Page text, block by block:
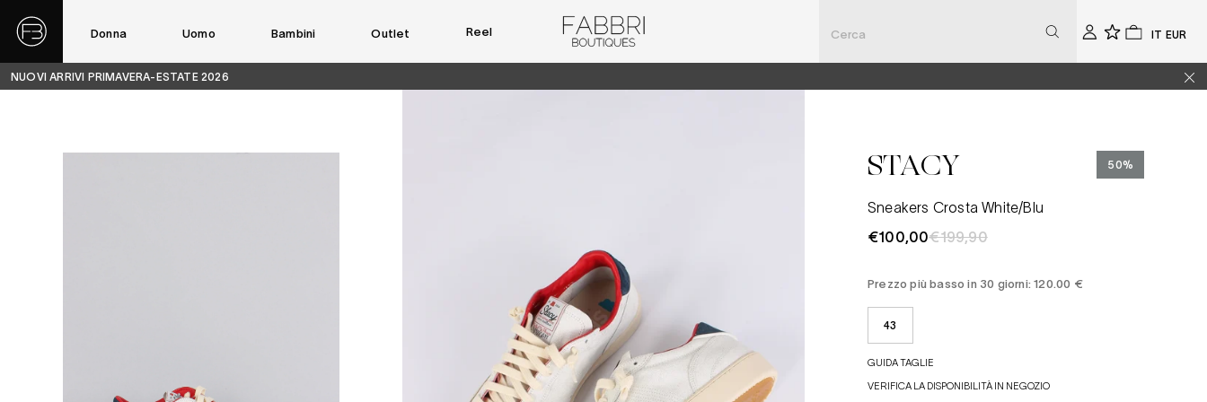
Donna Uomo Bambini Outlet Reel Account
0 0
Seleziona
la la
NUOVI ARRIVI PRIMAVERA-ESTATE 2026
50%
STACY
Sneakers Crosta White/blu
€100,00€199,90
Prezzo più basso in 30 giorni: 120.00 €
43
GUIDA TAGLIE
VERIFICA LA DISPONIBILITÀ IN NEGOZIO